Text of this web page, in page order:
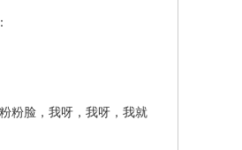
粉脸，我呀，我呀，我就